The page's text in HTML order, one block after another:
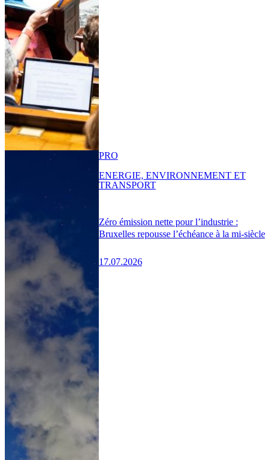
Zéro émission nette pour l’industrie :
Bruxelles repousse l’échéance à la mi-siècle
17.07.2026
PRO
ENERGIE, ENVIRONNEMENT ET
TRANSPORT